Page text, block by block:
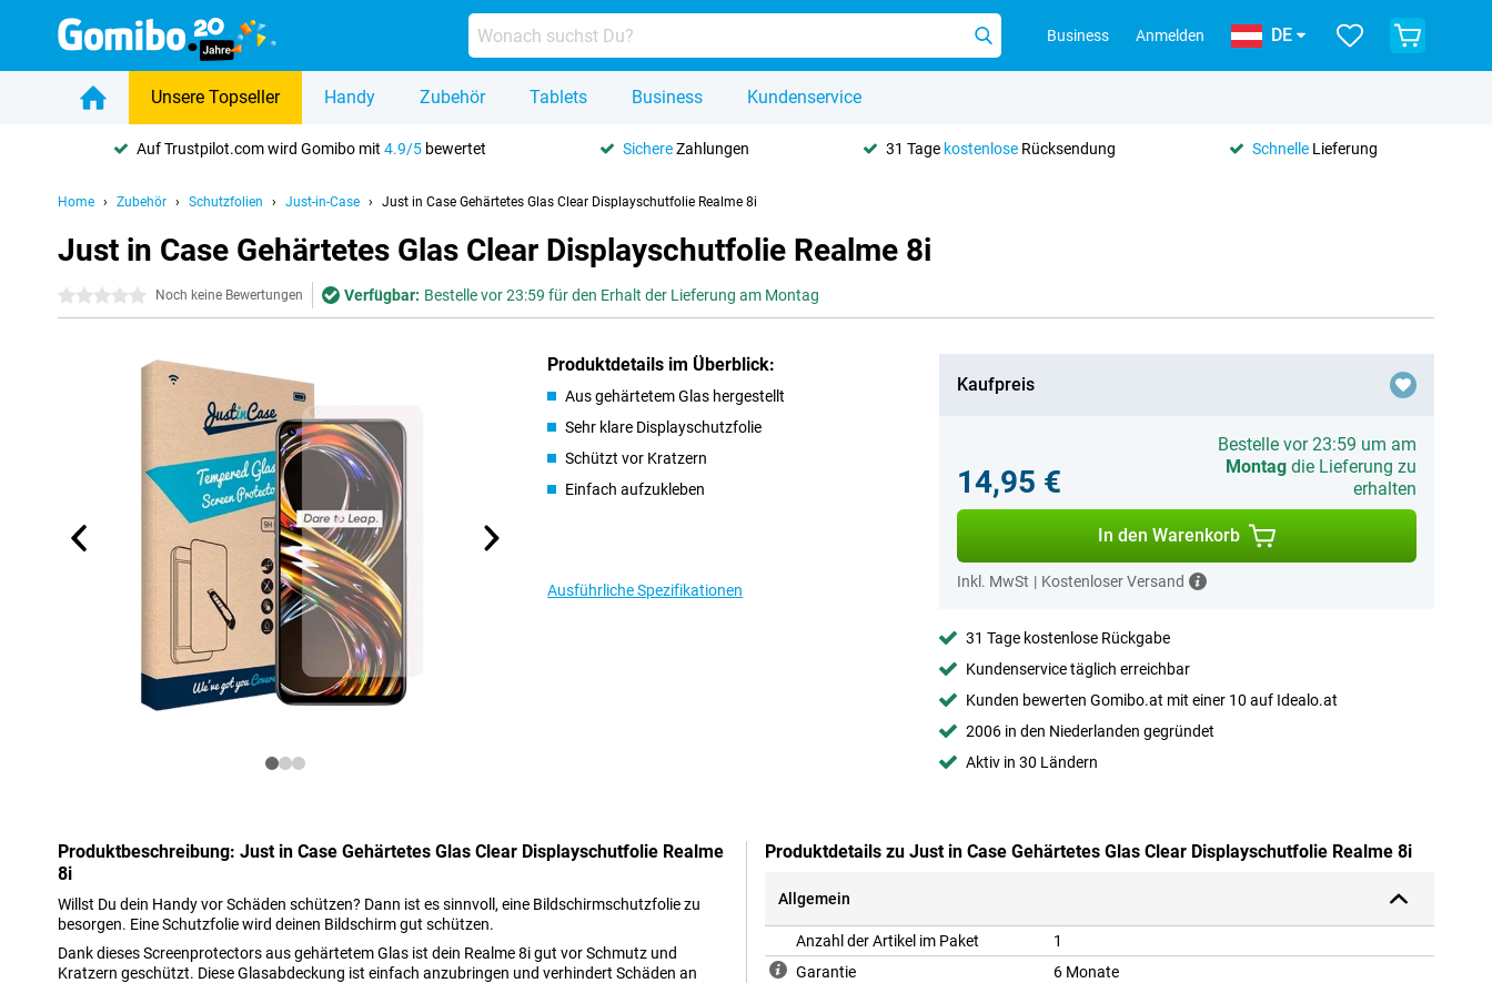
Business Anmelden DE
Unsere Topseller Handy Zubehör Tablets Business Kundenservice
Auf Trustpilot.com wird Gomibo mit4.9/5 bewertet SichereZahlungen 31 Tage kostenloseRücksendung SchnelleLieferung
Home Zubehör Schutzfolien Just-in-Case Just in Case Gehärtetes Glas Clear Displayschutfolie Realme 8i
Just in Case Gehärtetes Glas Clear Displayschutfolie Realme 8i
0 Sterne Noch keine Bewertungen Verfügbar: Bestelle vor 23:59 für den Erhalt der Lieferung am Montag
Produktdetails im Überblick:
Aus gehärtetem Glas hergestellt
Sehr klare Displayschutzfolie
Schützt vor Kratzern
Einfach aufzukleben
Ausführliche Spezifikationen
Kaufpreis
14,95 €
Bestelle vor 23:59 um am
Montagdie Lieferung zu
erhalten
In den Warenkorb
Inkl. MwSt | Kostenloser Versand
31 Tage kostenlose Rückgabe
Kundenservice täglich erreichbar
Kunden bewerten Gomibo.at mit einer 10 auf Idealo.at
2006 in den Niederlanden gegründet
Aktiv in 30 Ländern
Produktbeschreibung: Just in Case Gehärtetes Glas Clear Displayschutfolie Realme
8i
Willst Du dein Handy vor Schäden schützen? Dann ist es sinnvoll, eine Bildschirmschutzfolie zu
besorgen. Eine Schutzfolie wird deinen Bildschirm gut schützen.
Dank dieses Screenprotectors aus gehärtetem Glas ist dein Realme 8i gut vor Schmutz und
Kratzern geschützt. Diese Glasabdeckung ist einfach anzubringen und verhindert Schäden an
Produktdetails zu Just in Case Gehärtetes Glas Clear Displayschutfolie Realme 8i
Allgemein
Anzahl der Artikel im Paket
1
Garantie
6 Monate